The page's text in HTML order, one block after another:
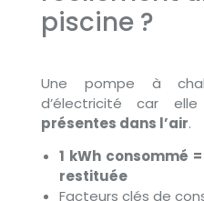
piscine ?
Une pompe à
d’électricité car elle
présentes dans l’air.
1 kWh consommé
restituée
Facteurs clés de